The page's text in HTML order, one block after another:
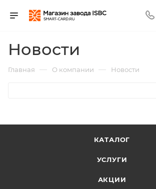
Новости
Главная — О компании — Новости
КАТАЛОГ
УСЛУГИ
АКЦИИ